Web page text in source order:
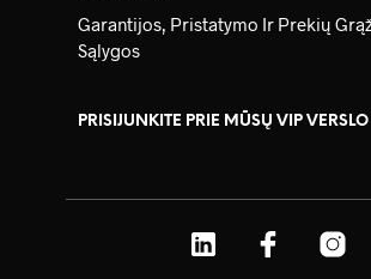
Garantijos, Pristatymo Ir Prekių
Sąlygos
PRISIJUNKITE PRIE MŪSŲ VIP